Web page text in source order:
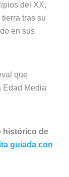
del XX,
tras su
en sus
que
Edad Media
histórico de
guiada con